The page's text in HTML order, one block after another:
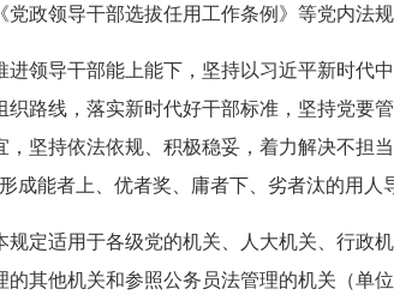
党政领导干部选拔任用工作条例》等党内法
领导干部能上能下，坚持以习近平新时代
织路线，落实新时代好干部标准，坚持党要
，坚持依法依规、积极稳妥，着力解决不担
成能者上、优者奖、庸者下、劣者汰的用人
定适用于各级党的机关、人大机关、行政
的其他机关和参照公务员法管理的机关（单